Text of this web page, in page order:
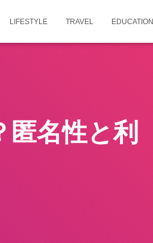
LIFESTYLE TRAVEL EDUCATION
名性と利